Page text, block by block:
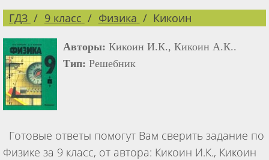
ГДЗ 9 класс Физика Кикоин
Авторы: Кикоин И.К., Кикоин А.К..
Тип: Решебник
Готовые ответы помогут Вам сверить задание по
Физике за 9 класс, от автора: Кикоин И.К., Кикоин